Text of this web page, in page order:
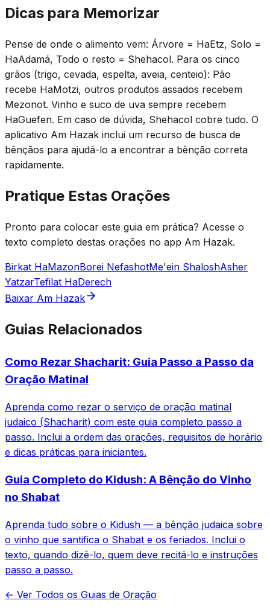
Dicas para Memorizar
Pense de onde o alimento vem: Árvore = HaEtz, Solo =
HaAdamá, Todo o resto = Shehacol. Para os cinco
grãos (trigo, cevada, espelta, aveia, centeio): Pão
recebe HaMotzi, outros produtos assados recebem
Mezonot. Vinho e suco de uva sempre recebem
HaGuefen. Em caso de dúvida, Shehacol cobre tudo. O
aplicativo Am Hazak inclui um recurso de busca de
bênçãos para ajudá-lo a encontrar a bênção correta
rapidamente.
Pratique Estas Orações
Pronto para colocar este guia em prática? Acesse o
texto completo destas orações no app Am Hazak.
Birkat HaMazonBorei NefashotMe'ein ShaloshAsher
YatzarTefilat HaDerech
Baixar Am Hazak
Guias Relacionados
Como Rezar Shacharit: Guia Passo a Passo da
Oração Matinal
Aprenda como rezar o serviço de oração matinal
judaico (Shacharit) com este guia completo passo a
passo. Inclui a ordem das orações, requisitos de horário
e dicas práticas para iniciantes.
Guia Completo do Kidush: A Bênção do Vinho
no Shabat
Aprenda tudo sobre o Kidush — a bênção judaica sobre
o vinho que santifica o Shabat e os feriados. Inclui o
texto, quando dizê-lo, quem deve recitá-lo e instruções
passo a passo.
← Ver Todos os Guias de Oração